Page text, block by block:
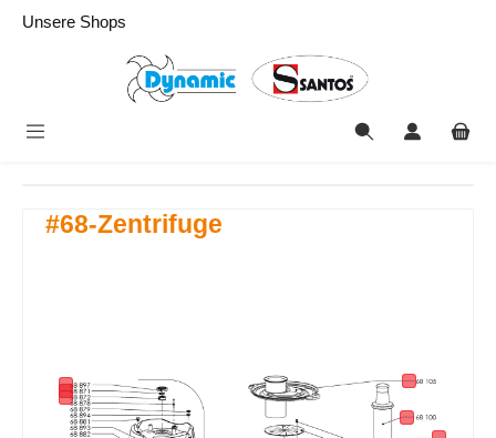
springen
Unsere Shops
#68-Zentrifuge